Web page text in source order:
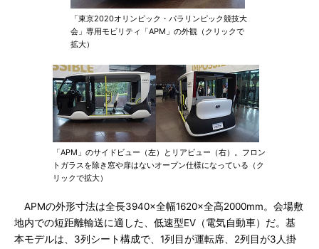
「東京2020オリンピック・パラリンピック競技大
会」専用モビリティ「APM」の外観（クリックで
拡大）
「APM」のサイドビュー（左）とリアビュー（右）。フロン
トガラスを除き窓や扉はないオープン仕様になっている（ク
リックで拡大）
APMの外形寸法は全長3940×全幅1620×全高2000mm。会場敷
地内での短距離輸送に適した、低速型EV（電気自動車）だ。基
本モデルは、3列シート構成で、1列目が運転席、2列目が3人掛